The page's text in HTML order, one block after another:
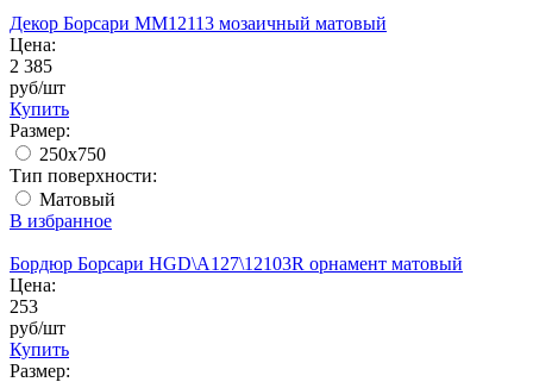
Декор Борсари MM12113 мозаичный матовый
Цена:
2 385
руб/шт
Купить
Размер:
250x750
Тип поверхности:
Матовый
В избранное
Бордюр Борсари HGD\A127\12103R орнамент матовый
Цена:
253
руб/шт
Купить
Размер: